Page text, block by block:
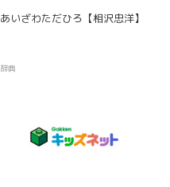
あいざわただひろ【相沢忠洋】
辞典